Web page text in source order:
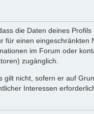
die Daten deines
einen eingeschränkten
im Forum oder
zugänglich.
nicht, sofern er auf
Interessen